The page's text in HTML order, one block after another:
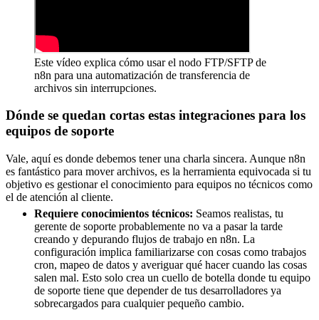
Este vídeo explica cómo usar el nodo FTP/SFTP de
n8n para una automatización de transferencia de
archivos sin interrupciones.
Dónde se quedan cortas estas integraciones para los
equipos de soporte
Vale, aquí es donde debemos tener una charla sincera. Aunque n8n
es fantástico para mover archivos, es la herramienta equivocada si tu
objetivo es gestionar el conocimiento para equipos no técnicos como
el de atención al cliente.
Requiere conocimientos técnicos: Seamos realistas, tu
gerente de soporte probablemente no va a pasar la tarde
creando y depurando flujos de trabajo en n8n. La
configuración implica familiarizarse con cosas como trabajos
cron, mapeo de datos y averiguar qué hacer cuando las cosas
salen mal. Esto solo crea un cuello de botella donde tu equipo
de soporte tiene que depender de tus desarrolladores ya
sobrecargados para cualquier pequeño cambio.